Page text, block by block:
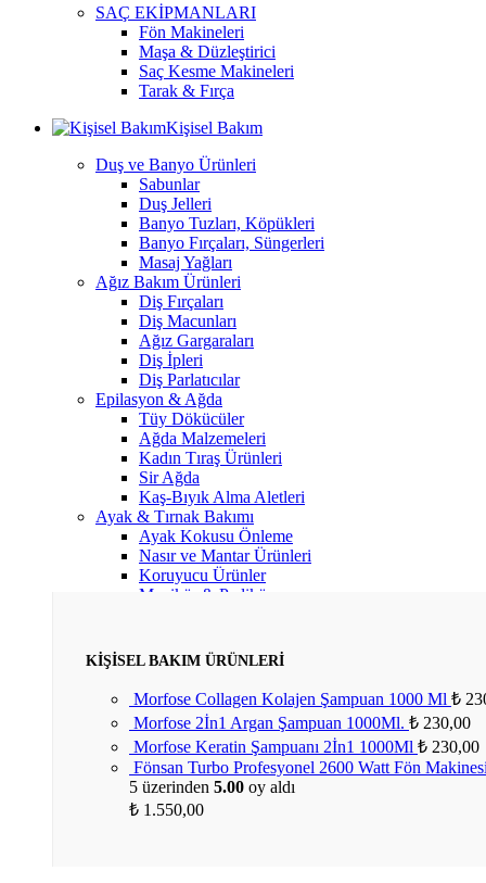
SAÇ EKİPMANLARI
Fön Makineleri
Maşa & Düzleştirici
Saç Kesme Makineleri
Tarak & Fırça
Kişisel Bakım
Duş ve Banyo Ürünleri
Sabunlar
Duş Jelleri
Banyo Tuzları, Köpükleri
Banyo Fırçaları, Süngerleri
Masaj Yağları
Ağız Bakım Ürünleri
Diş Fırçaları
Diş Macunları
Ağız Gargaraları
Diş İpleri
Diş Parlatıcılar
Epilasyon & Ağda
Tüy Dökücüler
Ağda Malzemeleri
Kadın Tıraş Ürünleri
Sir Ağda
Kaş-Bıyık Alma Aletleri
Ayak & Tırnak Bakımı
Ayak Kokusu Önleme
Nasır ve Mantar Ürünleri
Koruyucu Ürünler
Manikür & Pedikür
KİŞİSEL BAKIM ÜRÜNLERİ
Morfose Collagen Kolajen Şampuan 1000 Ml ₺
Morfose 2İn1 Argan Şampuan 1000Ml. ₺ 230,00
Morfose Keratin Şampuanı 2İn1 1000Ml ₺ 230,00
Fönsan Turbo Profesyonel 2600 Watt Fön
5 üzerinden 5.00 oy aldı
₺ 1.550,00